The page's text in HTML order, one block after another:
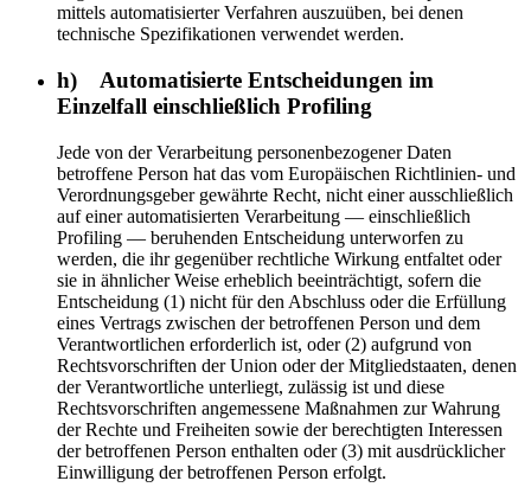
mittels automatisierter Verfahren auszuüben, bei denen
technische Spezifikationen verwendet werden.
h) Automatisierte Entscheidungen im
Einzelfall einschließlich Profiling
Jede von der Verarbeitung personenbezogener Daten
betroffene Person hat das vom Europäischen Richtlinien- und
Verordnungsgeber gewährte Recht, nicht einer ausschließlich
auf einer automatisierten Verarbeitung — einschließlich
Profiling — beruhenden Entscheidung unterworfen zu
werden, die ihr gegenüber rechtliche Wirkung entfaltet oder
sie in ähnlicher Weise erheblich beeinträchtigt, sofern die
Entscheidung (1) nicht für den Abschluss oder die Erfüllung
eines Vertrags zwischen der betroffenen Person und dem
Verantwortlichen erforderlich ist, oder (2) aufgrund von
Rechtsvorschriften der Union oder der Mitgliedstaaten, denen
der Verantwortliche unterliegt, zulässig ist und diese
Rechtsvorschriften angemessene Maßnahmen zur Wahrung
der Rechte und Freiheiten sowie der berechtigten Interessen
der betroffenen Person enthalten oder (3) mit ausdrücklicher
Einwilligung der betroffenen Person erfolgt.